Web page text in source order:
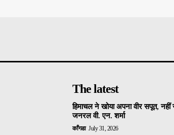
The latest
हिमाचल ने खोया अपना वीर सपूत, नहीं
जनरल वी. एन. शर्मा
काँगडा July 31, 2026